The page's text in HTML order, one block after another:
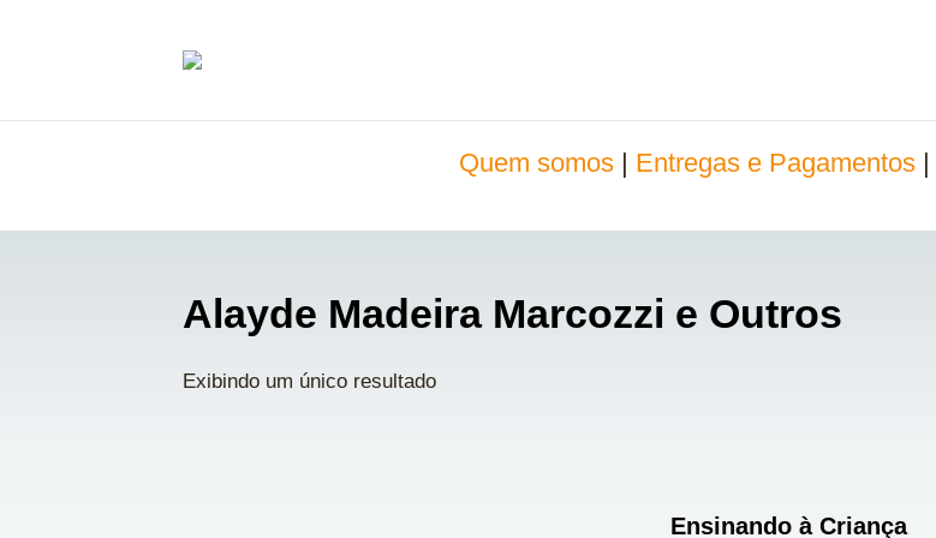
Quem somos Entregas e Pagamentos
Alayde Madeira Marcozzi e Outros
Exibindo um único resultado
Ensinando à Criança